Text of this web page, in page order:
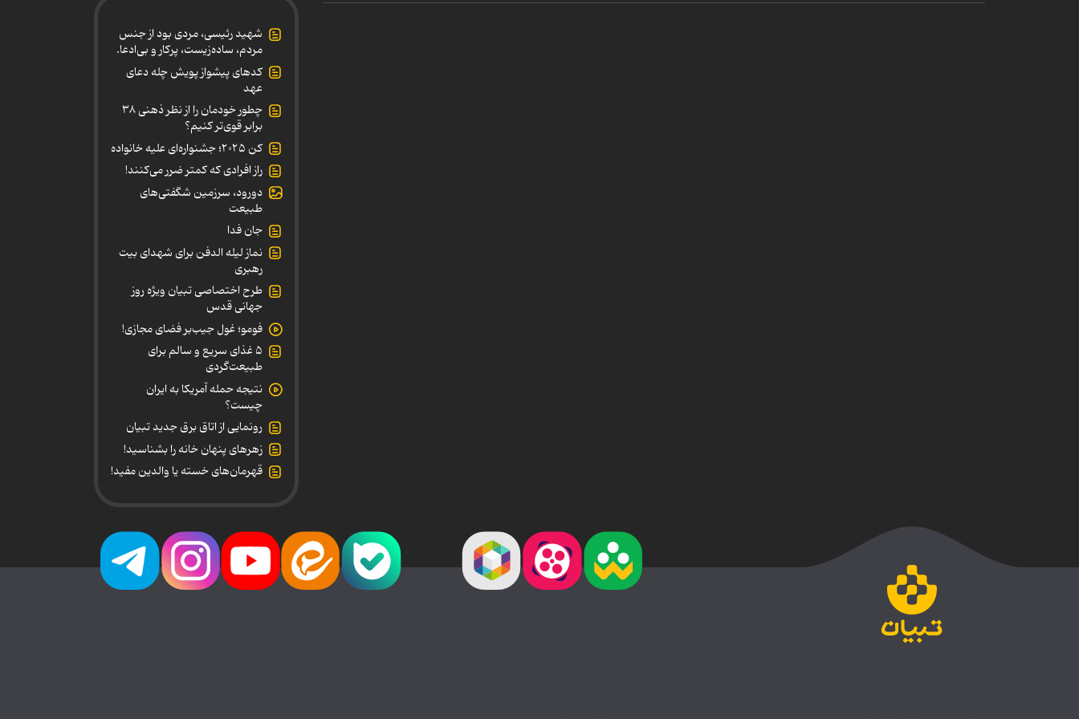
شهید رئیسی، مردی بود از جنس
مردم، ساده‌زیست، پرکار و بی‌ادعا.
کدهای پیشواز پویش چله دعای
عهد
چطور خودمان را از نظر ذهنی ۳۸
برابر قوی‌تر کنیم؟
کن ۲۰۲۵؛ جشنواره‌ای علیه خانواده
راز افرادی که کمتر ضرر می‌کنند!
دورود، سرزمین شگفتی‌های
طبیعت
جان فدا
نماز لیله الدفن برای شهدای بیت
رهبری
طرح اختصاصی تبیان ویژه روز
جهانی قدس
فومو؛ غول جیب‌بر فضای مجازی!
۵ غذای سریع و سالم برای
طبیعت‌گردی
نتیجه حمله آمریکا به ایران
چیست؟
رونمایی از اتاق برق جدید تبیان
زهرهای پنهان خانه را بشناسید!
قهرمان‌های خسته یا والدین مفید!